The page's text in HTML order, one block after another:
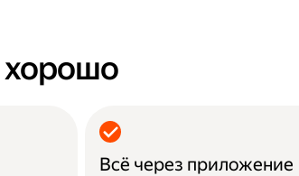
хорошо
Всё через приложение